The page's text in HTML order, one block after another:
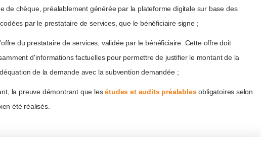
de chèque, préalablement générée par la plateforme digitale sur base des
par le prestataire de services, que le bénéficiaire signe ;
du prestataire de services, validée par le bénéficiaire. Cette offre doit
d'informations factuelles pour permettre de justifier le montant de la
de la demande avec la subvention demandée ;
la preuve démontrant que lesétudes et audits préalablesobligatoires selon
été réalisés.